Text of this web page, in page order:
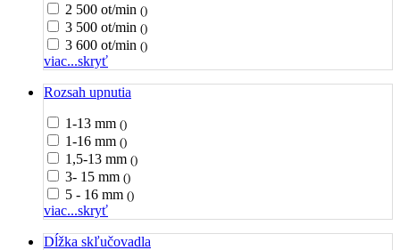
2 500 ot/min ()
3 500 ot/min ()
3 600 ot/min ()
viac...skryť
Rozsah upnutia
1-13 mm ()
1-16 mm ()
1,5-13 mm ()
3- 15 mm ()
5 - 16 mm ()
viac...skryť
Dĺžka skľučovadla